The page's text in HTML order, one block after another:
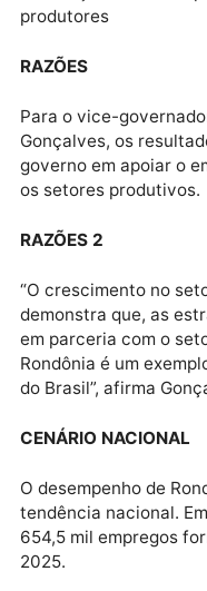
Segundo os dados
geradas em março
(816) e por
ATÉ 25 ANOS DE
jovens de 18 a 24
novas vagas,
(128), Machadinho
(110).
RAZÕES
Para o vice-
Gonçalves, os